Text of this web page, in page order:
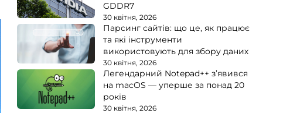
GDDR7
30 квітня, 2026
Парсинг сайтів: що це, як працює
та які інструменти
використовують для збору даних
30 квітня, 2026
Легендарний Notepad++ з’явився
на macOS — уперше за понад 20
років
30 квітня, 2026